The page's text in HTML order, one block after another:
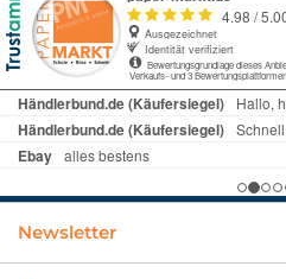
Newsletter